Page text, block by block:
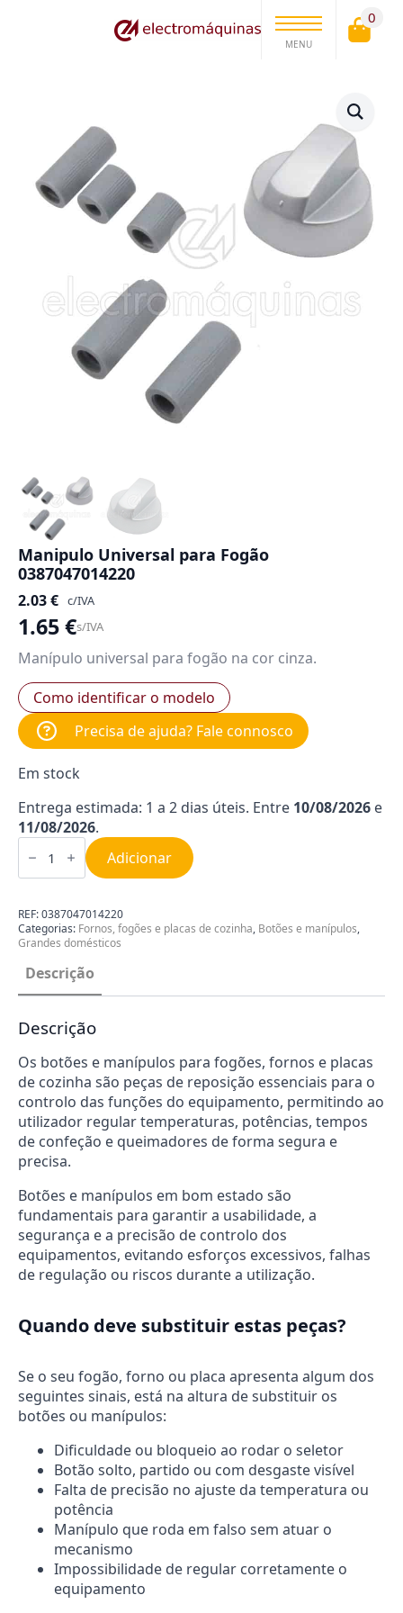
MENU
0
Manipulo Universal para Fogão
0387047014220
2.03€ c/IVA
1.65€s/IVA
Manípulo universal para fogão na cor cinza.
Como identificar o modelo
Precisa de ajuda? Fale connosco
Em stock
Entrega estimada: 1 a 2 dias úteis. Entre 10/08/2026 e
11/08/2026.
Quantidade
de
Universal
Fogão
0387047014220
Adicionar
REF:0387047014220
Categorias: Fornos, fogões e placas de cozinha, Botões e manípulos,
Grandes domésticos
Descrição
Descrição
Os botões e manípulos para fogões, fornos e placas
de cozinha são peças de reposição essenciais para o
controlo das funções do equipamento, permitindo ao
utilizador regular temperaturas, potências, tempos
de confeção e queimadores de forma segura e
precisa.
Botões e manípulos em bom estado são
fundamentais para garantir a usabilidade, a
segurança e a precisão de controlo dos
equipamentos, evitando esforços excessivos, falhas
de regulação ou riscos durante a utilização.
Quando deve substituir estas peças?
Se o seu fogão, forno ou placa apresenta algum dos
seguintes sinais, está na altura de substituir os
botões ou manípulos:
Dificuldade ou bloqueio ao rodar o seletor
Botão solto, partido ou com desgaste visível
Falta de precisão no ajuste da temperatura ou
potência
Manípulo que roda em falso sem atuar o
mecanismo
Impossibilidade de regular corretamente o
equipamento